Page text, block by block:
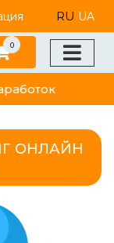
RU UA
0
ОНЛАЙН